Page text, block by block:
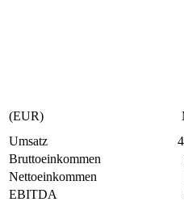
(EUR)
Umsatz
Bruttoeinkommen
Nettoeinkommen
EBITDA